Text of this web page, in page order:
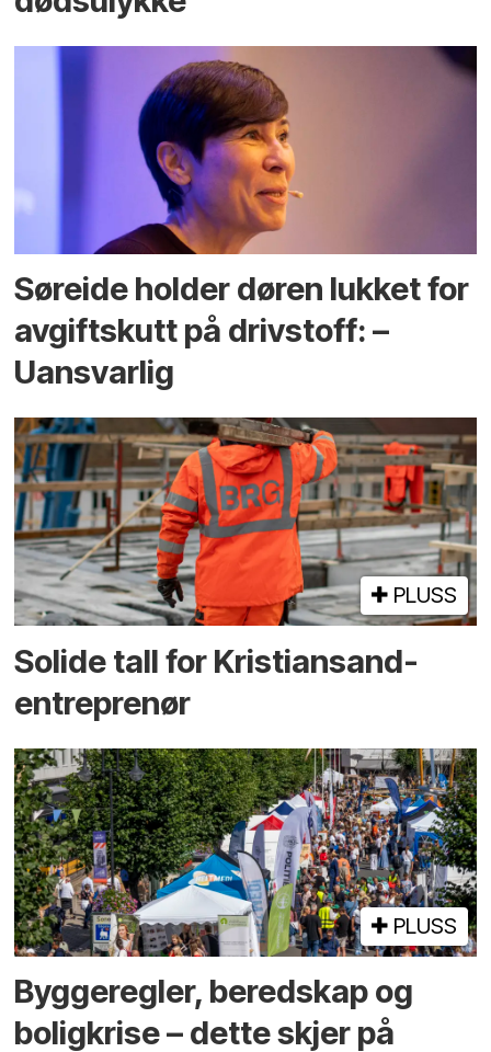
Søreide holder døren lukket for
avgiftskutt på drivstoff: –
Uansvarlig
PLUSS
Solide tall for Kristiansand-
entreprenør
PLUSS
Bygge­regler, beredskap og
bolig­krise – dette skjer på